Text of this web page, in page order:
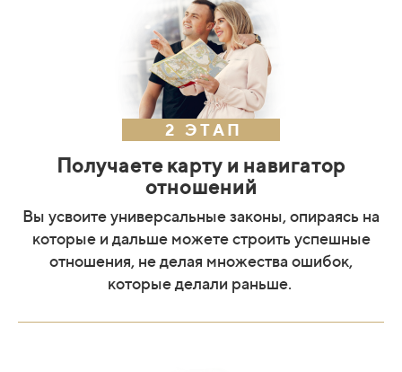
2 ЭТАП
Получаете карту и навигатор
отношений
Вы усвоите универсальные законы, опираясь на
которые и дальше можете строить успешные
отношения, не делая множества ошибок,
которые делали раньше.